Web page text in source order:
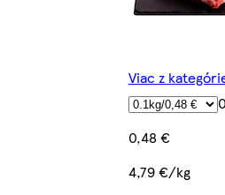
Viac z
0,48 €
4,79 €/kg